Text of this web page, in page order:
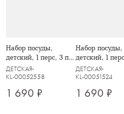
Набор посуды,
детский, 1 перс, 3 пр,
фарфор N, белый,
Мишки, Teddy bear
ДЕТСКАЯ
KL-00052558
1 690 ₽
Набор посуды,
детский, 1
фарфор N,
Сказочные
animals
ДЕТСКАЯ
KL-00051524
1 690 ₽